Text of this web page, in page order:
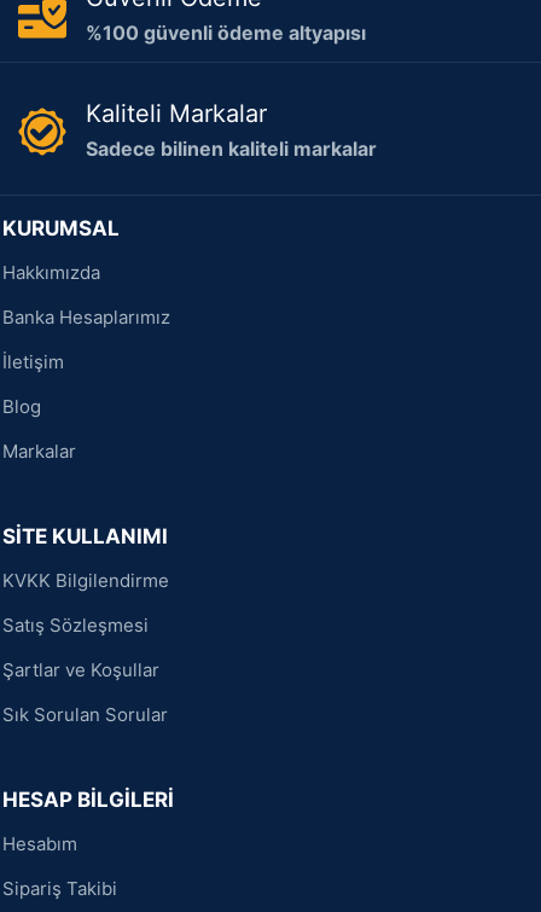
%100 güvenli ödeme altyapısı
Kaliteli Markalar
Sadece bilinen kaliteli markalar
KURUMSAL
Hakkımızda
Banka Hesaplarımız
İletişim
Blog
Markalar
SİTE KULLANIMI
KVKK Bilgilendirme
Satış Sözleşmesi
Şartlar ve Koşullar
Sık Sorulan Sorular
HESAP BİLGİLERİ
Hesabım
Sipariş Takibi